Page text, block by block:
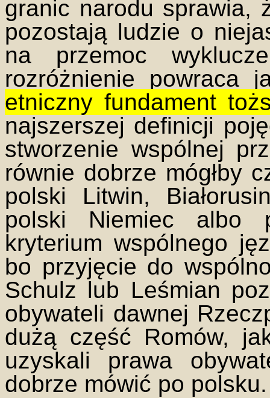
granic narodu sprawia,
pozostają ludzie o
na przemoc
rozróżnienie powraca
etniczny fundament
najszerszej definicji
stworzenie wspólnej
równie dobrze mógłby
polski Litwin,
polski Niemiec albo
kryterium wspólnego
bo przyjęcie do
Schulz lub Leśmian
obywateli dawnej
dużą część Romów,
uzyskali prawa
dobrze mówić po polsku.